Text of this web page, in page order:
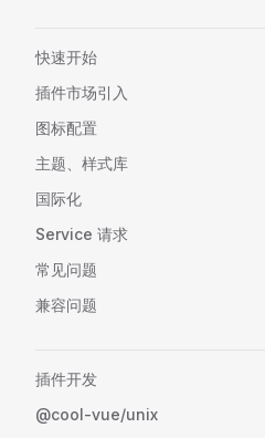
快速开始
插件市场引入
图标配置
主题、样式库
国际化
Service 请求
常见问题
兼容问题
插件开发
@cool-vue/unix